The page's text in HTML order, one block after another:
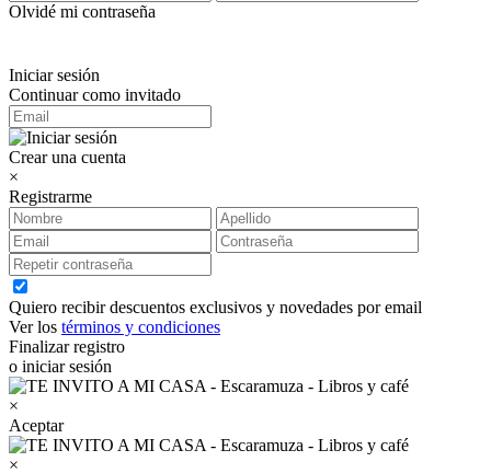
Olvidé mi contraseña
Iniciar sesión
Continuar como invitado
Crear una cuenta
×
Registrarme
Quiero recibir descuentos exclusivos y novedades por email
Ver los términos y condiciones
Finalizar registro
o iniciar sesión
×
Aceptar
×